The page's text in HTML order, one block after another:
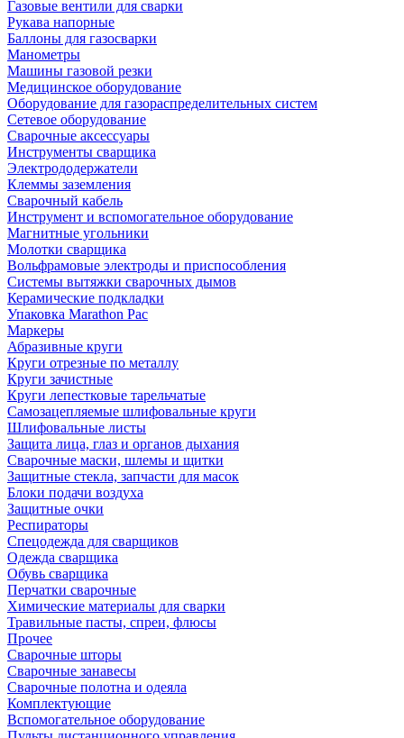
Газовые вентили для сварки
Рукава напорные
Баллоны для газосварки
Манометры
Машины газовой резки
Медицинское оборудование
Оборудование для газораспределительных систем
Сетевое оборудование
Сварочные аксессуары
Инструменты сварщика
Электрододержатели
Клеммы заземления
Сварочный кабель
Инструмент и вспомогательное оборудование
Магнитные угольники
Молотки сварщика
Вольфрамовые электроды и приспособления
Системы вытяжки сварочных дымов
Керамические подкладки
Упаковка Marathon Pac
Маркеры
Абразивные круги
Круги отрезные по металлу
Круги зачистные
Круги лепестковые тарельчатые
Самозацепляемые шлифовальные круги
Шлифовальные листы
Защита лица, глаз и органов дыхания
Сварочные маски, шлемы и щитки
Защитные стекла, запчасти для масок
Блоки подачи воздуха
Защитные очки
Респираторы
Спецодежда для сварщиков
Одежда сварщика
Обувь сварщика
Перчатки сварочные
Химические материалы для сварки
Травильные пасты, спреи, флюсы
Прочее
Сварочные шторы
Сварочные занавесы
Сварочные полотна и одеяла
Комплектующие
Вспомогательное оборудование